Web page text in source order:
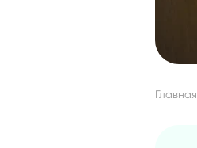
Главная